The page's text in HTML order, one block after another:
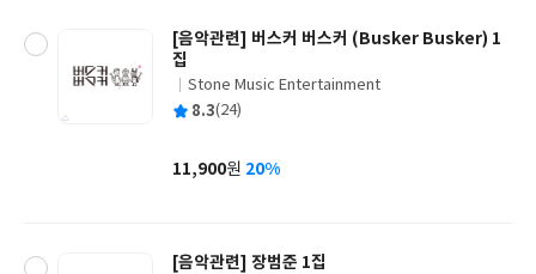
[음악관련] 버스커 버스커 (Busker Busker) 1
집
글
쓴
출
사
Stone Music Entertainment
평 8.3(24)
가
11,900원 20%
[음악관련] 장범준 1집